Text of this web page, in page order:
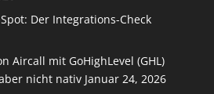
Der Integrations-Check
Aircall mit GoHighLevel (GHL)
nicht nativ Januar 24, 2026